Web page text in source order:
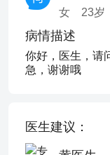
女 23岁
病情描述
你好，医生，请
急，谢谢哦
医生建议：